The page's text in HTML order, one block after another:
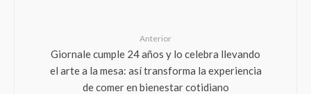
Anterior
Giornale cumple 24 años y lo celebra llevando
el arte a la mesa: así transforma la experiencia
de comer en bienestar cotidiano